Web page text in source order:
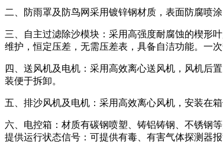
二、防雨罩及防鸟网采用镀锌钢材质，表面防腐喷
三、自主过滤除沙模块：采用高强度耐腐蚀的楔形
维护，恒定压差，无需压差表，具备自洁功能。一
四、送风机及电机：采用高效离心送风机，风机后
装便于拆卸。
五、排沙风机及电机：采用高效离心风机，安装在
六、电控箱：材质有碳钢喷塑、铸铝铸钢、不锈钢
提供运行状态信号：可提供有毒、有害气体探测器